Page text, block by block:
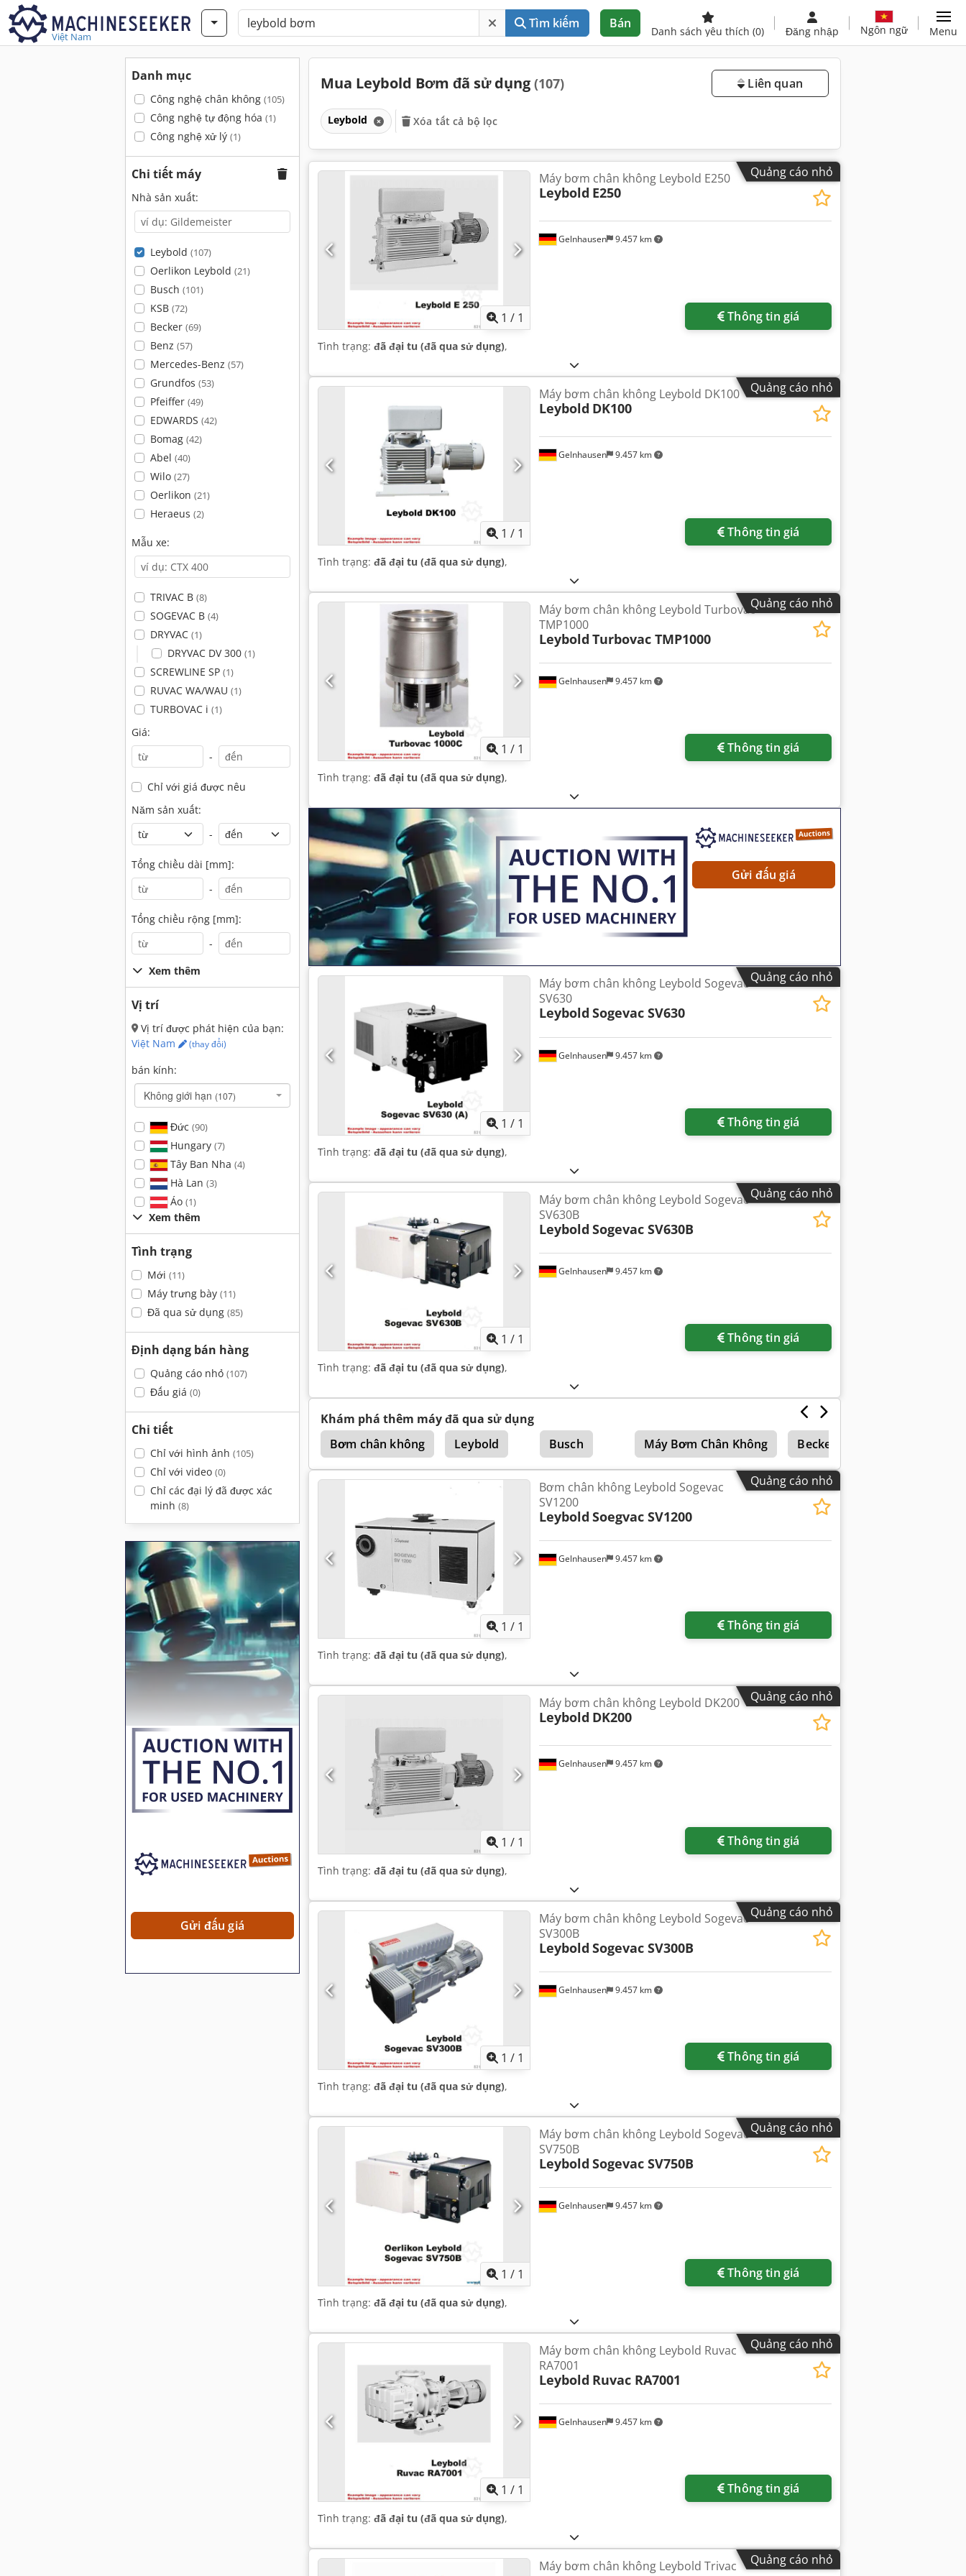
Việt Nam
Tìm kiếm Bán
Danh sách yêu thích (0) Đăng nhập Ngôn ngữ Menu
Danh mục
Công nghệ chân không (105)
Công nghệ tự động hóa (1)
Công nghệ xử lý (1)
Chi tiết máy
Nhà sản xuất:
Leybold (107)
Oerlikon Leybold (21)
Busch (101)
KSB (72)
Becker (69)
Benz (57)
Mercedes-Benz (57)
Grundfos (53)
Pfeiffer (49)
EDWARDS (42)
Bomag (42)
Abel (40)
Wilo (27)
Oerlikon (21)
Heraeus (2)
Mẫu xe:
TRIVAC B (8)
SOGEVAC B (4)
DRYVAC (1)
DRYVAC DV 300 (1)
SCREWLINE SP (1)
RUVAC WA/WAU (1)
TURBOVAC i (1)
Giá:
-
Chỉ với giá được nêu
Năm sản xuất:
-
Tổng chiều dài [mm]:
-
Tổng chiều rộng [mm]:
-
Xem thêm
Vị trí
Vị trí được phát hiện của bạn:
Việt Nam
(thay đổi)
bán kính:
Không giới hạn (107)
Đức (90)
Hungary (7)
Tây Ban Nha (4)
Hà Lan (3)
Áo (1)
Xem thêm
Tình trạng
Mới (11)
Máy trưng bày (11)
Đã qua sử dụng (85)
Định dạng bán hàng
Quảng cáo nhỏ (107)
Đấu giá (0)
Chi tiết
Chỉ với hình ảnh (105)
Chỉ với video (0)
Chỉ các đại lý đã được xác
minh (8)
Gửi đấu giá
Mua Leybold Bơm đã sử dụng (107) Liên quan
Leybold Xóa tất cả bộ lọc
Quảng cáo nhỏ
1 / 1
Gelnhausen 9.457 km
Máy bơm chân không Leybold E250
Leybold E250
Thông tin giá
Tình trạng: đã đại tu (đã qua sử dụng),
Quảng cáo nhỏ
1 / 1
Gelnhausen 9.457 km
Máy bơm chân không Leybold DK100
Leybold DK100
Thông tin giá
Tình trạng: đã đại tu (đã qua sử dụng),
Quảng cáo nhỏ
1 / 1
Gelnhausen 9.457 km
Máy bơm chân không Leybold Turbovac
TMP1000
Leybold Turbovac TMP1000
Thông tin giá
Tình trạng: đã đại tu (đã qua sử dụng),
Gửi đấu giá
Quảng cáo nhỏ
1 / 1
Gelnhausen 9.457 km
Máy bơm chân không Leybold Sogevac
SV630
Leybold Sogevac SV630
Thông tin giá
Tình trạng: đã đại tu (đã qua sử dụng),
Quảng cáo nhỏ
1 / 1
Gelnhausen 9.457 km
Máy bơm chân không Leybold Sogevac
SV630B
Leybold Sogevac SV630B
Thông tin giá
Tình trạng: đã đại tu (đã qua sử dụng),
Khám phá thêm máy đã qua sử dụng
Bơm chân không
Leybold Busch Máy Bơm Chân Không Becker
Quảng cáo nhỏ
1 / 1
Gelnhausen 9.457 km
Bơm chân không Leybold Sogevac
SV1200
Leybold Soegvac SV1200
Thông tin giá
Tình trạng: đã đại tu (đã qua sử dụng),
Quảng cáo nhỏ
1 / 1
Gelnhausen 9.457 km
Máy bơm chân không Leybold DK200
Leybold DK200
Thông tin giá
Tình trạng: đã đại tu (đã qua sử dụng),
Quảng cáo nhỏ
1 / 1
Gelnhausen 9.457 km
Máy bơm chân không Leybold Sogevac
SV300B
Leybold Sogevac SV300B
Thông tin giá
Tình trạng: đã đại tu (đã qua sử dụng),
Quảng cáo nhỏ
1 / 1
Gelnhausen 9.457 km
Máy bơm chân không Leybold Sogevac
SV750B
Leybold Sogevac SV750B
Thông tin giá
Tình trạng: đã đại tu (đã qua sử dụng),
Quảng cáo nhỏ
1 / 1
Gelnhausen 9.457 km
Máy bơm chân không Leybold Ruvac
RA7001
Leybold Ruvac RA7001
Thông tin giá
Tình trạng: đã đại tu (đã qua sử dụng),
Quảng cáo nhỏ
Máy bơm chân không Leybold Trivac